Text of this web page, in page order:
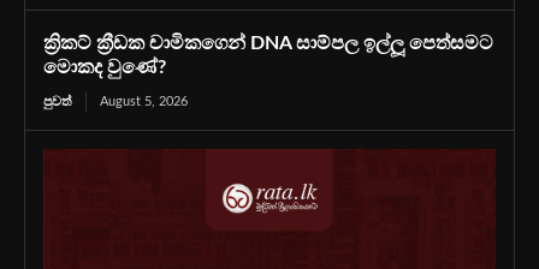
ක්‍රිකට් ක්‍රීඩක චාමිකගෙන් DNA සාම්පල ඉල්ලූ පෙත්සමට
මොකද වුණේ?
පුවත් August 5, 2026